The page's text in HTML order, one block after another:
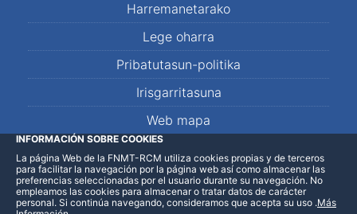
Harremanetarako
Lege oharra
Pribatutasun-politika
Irisgarritasuna
Web mapa
LinkedInFacebookWhatsApp
INFORMACIÓN SOBRE COOKIES
La página Web de la FNMT-RCM utiliza cookies propias y de terceros
para facilitar la navegación por la página web así como almacenar las
preferencias seleccionadas por el usuario durante su navegación. No
empleamos las cookies para almacenar o tratar datos de carácter
personal. Si continúa navegando, consideramos que acepta su uso .Más